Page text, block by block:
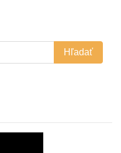
Hľadať